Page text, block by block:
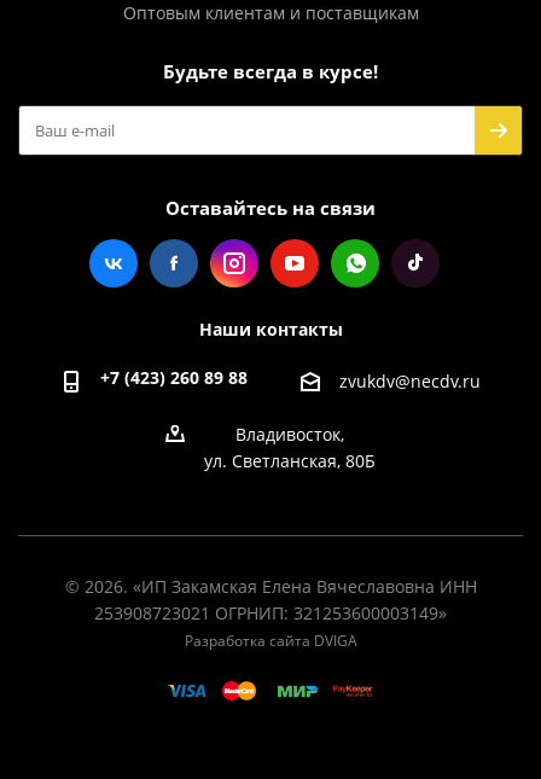
Оптовым клиентам и поставщикам
Будьте всегда в курсе!
Оставайтесь на связи
Наши контакты
+7 (423) 260 89 88 zvukdv@necdv.ru
Владивосток,
ул. Светланская, 80Б
© 2026. «ИП Закамская Елена Вячеславовна ИНН
253908723021 ОГРНИП: 321253600003149»
Разработка сайта DVIGA